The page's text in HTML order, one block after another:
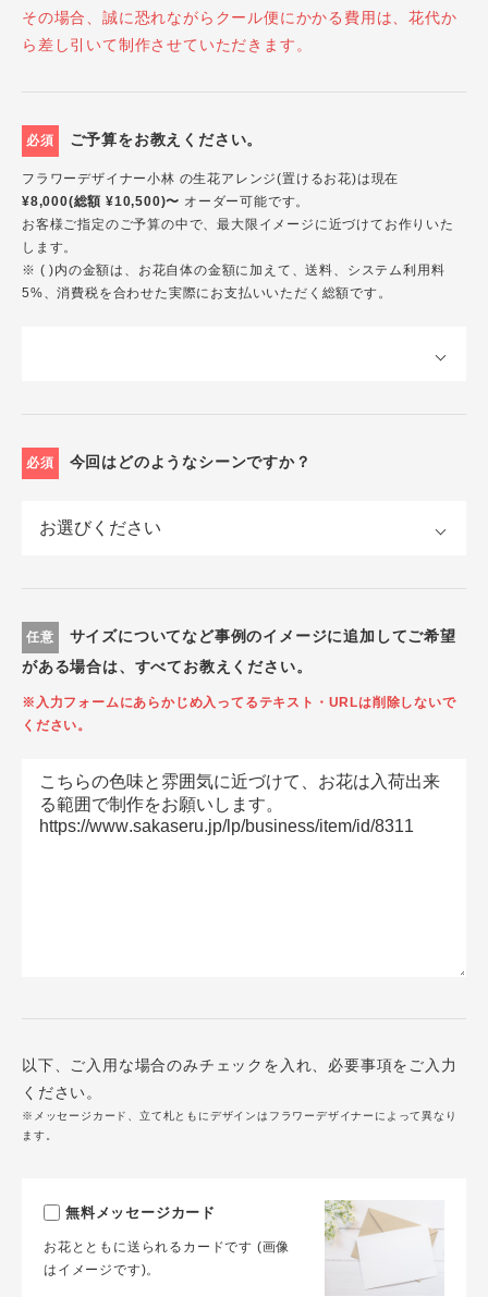
その場合、誠に恐れながらクール便にかかる費用は、花代か
ら差し引いて制作させていただきます。
必須 ご予算をお教えください。
フラワーデザイナー小林 の生花アレンジ(置けるお花)は現在
¥8,000(総額 ¥10,500)〜 オーダー可能です。
お客様ご指定のご予算の中で、最大限イメージに近づけてお作りいた
します。
※ ( )内の金額は、お花自体の金額に加えて、送料、システム利用料
5%、消費税を合わせた実際にお支払いいただく総額です。
必須 今回はどのようなシーンですか？
任意
サイズについてなど事例のイメージに追加してご希望
がある場合は、すべてお教えください。
※入力フォームにあらかじめ入ってるテキスト・URLは削除しないで
ください。
以下、ご入用な場合のみチェックを入れ、必要事項をご入力
ください。
※メッセージカード、立て札ともにデザインはフラワーデザイナーによって異なり
ます。
無料メッセージカード
お花とともに送られるカードです (画像
はイメージです)。